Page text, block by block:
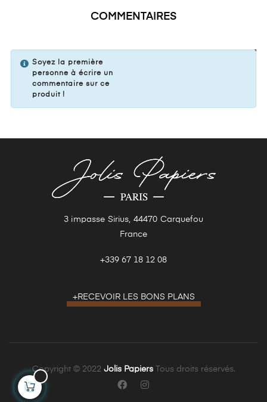
COMMENTAIRES
Soyez la première
personne à écrire un
commentaire sur ce
produit !
3 impasse Sirius, 44470 Carquefou
France
+339 67 18 12 08
+RECEVOIR LES BONS PLANS
Copyright © 2022 Jolis PapiersTous droits réservés.
Facebook